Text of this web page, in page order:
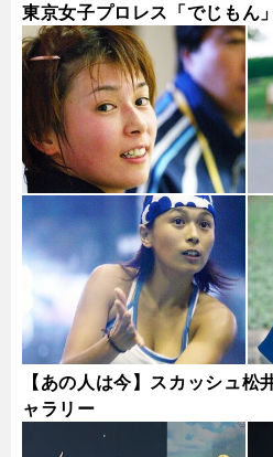
東京女子プロレス「でじもん
【あの人は今】スカッシュ
ャラリー